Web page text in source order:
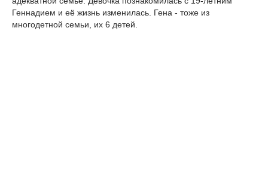
Геннадием и её жизнь изменилась. Гена - тоже из
многодетной семьи, их 6 детей.